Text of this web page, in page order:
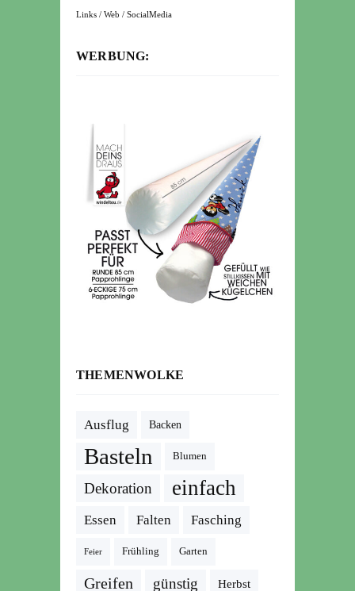
Links / Web / SocialMedia
WERBUNG:
THEMENWOLKE
Ausflug Backen
Basteln Blumen
Dekoration einfach
Essen Falten Fasching
Feier Frühling Garten
Greifen günstig Herbst